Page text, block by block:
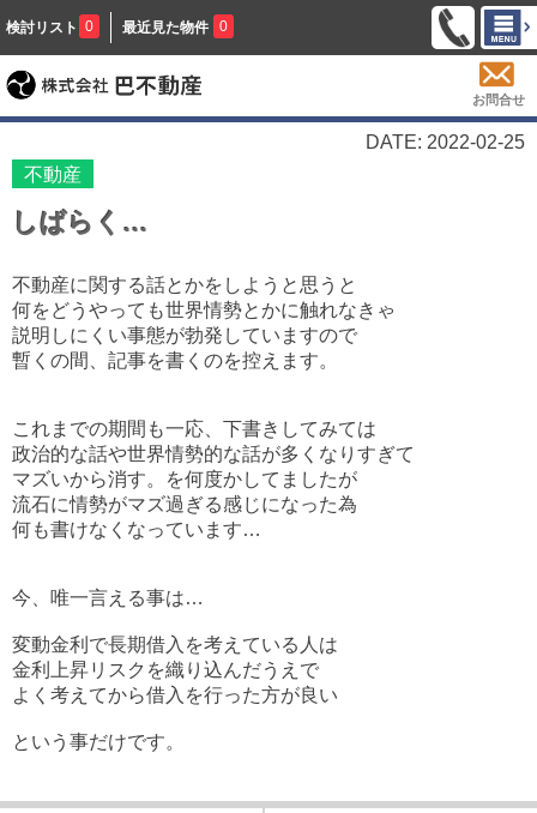
検討リスト 0 最近見た物件 0
お問合せ
DATE: 2022-02-25
不動産
しばらく…
不動産に関する話とかをしようと思うと
何をどうやっても世界情勢とかに触れなきゃ
説明しにくい事態が勃発していますので
暫くの間、記事を書くのを控えます。
これまでの期間も一応、下書きしてみては
政治的な話や世界情勢的な話が多くなりすぎて
マズいから消す。を何度かしてましたが
流石に情勢がマズ過ぎる感じになった為
何も書けなくなっています…
今、唯一言える事は…
変動金利で長期借入を考えている人は
金利上昇リスクを織り込んだうえで
よく考えてから借入を行った方が良い
という事だけです。